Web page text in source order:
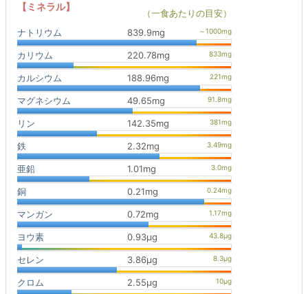
【ミネラル】
（一食あたりの目安）
ナトリウム
839.9mg
カリウム 220.78mg
カルシウム 188.96mg
マグネシウム 49.65mg
リン 142.35mg
鉄 2.32mg
亜鉛 1.01mg
銅 0.21mg
マンガン 0.72mg
ヨウ素 0.93μg
セレン 3.86μg
クロム 2.55μg